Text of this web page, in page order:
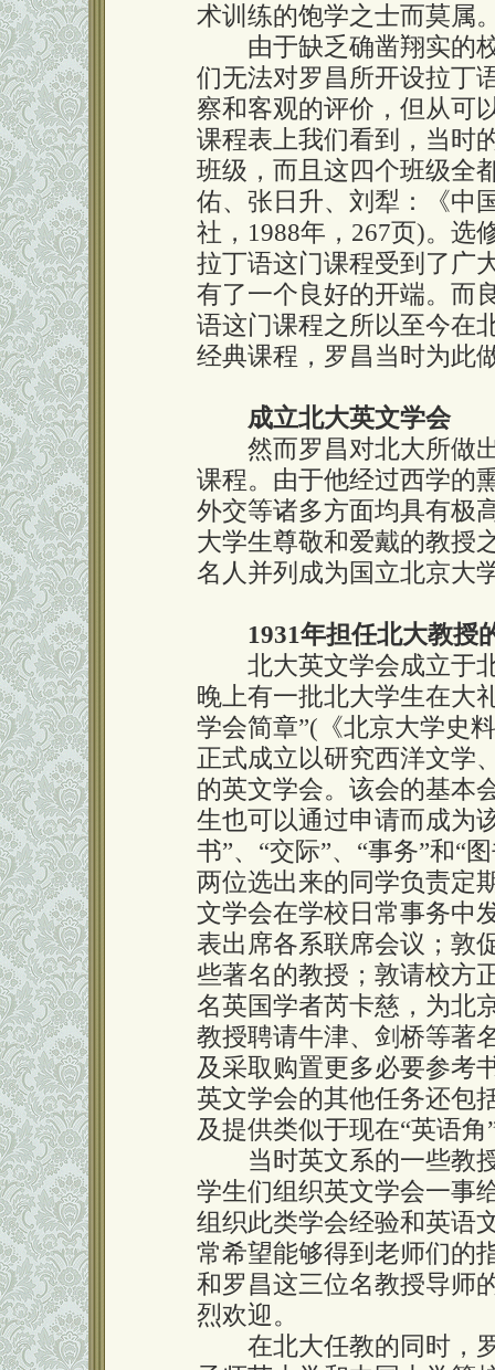
术训练的饱学之士而莫属
由于缺乏确凿翔实的校
们无法对罗昌所开设拉丁
察和客观的评价，但从可
课程表上我们看到，当时
班级，而且这四个班级全
佑、张日升、刘犁：《中
社，1988年，267页)。选
拉丁语这门课程受到了广
有了一个良好的开端。而
语这门课程之所以至今在
经典课程，罗昌当时为此
成立北大英文学会
然而罗昌对北大所做出
课程。由于他经过西学的
外交等诸多方面均具有极
大学生尊敬和爱戴的教授
名人并列成为国立北京大
1931年担任北大教授
北大英文学会成立于北
晚上有一批北大学生在大
学会简章”(《北京大学史
正式成立以研究西洋文学
的英文学会。该会的基本
生也可以通过申请而成为
书”、“交际”、“事务”和“
两位选出来的同学负责定
文学会在学校日常事务中
表出席各系联席会议；敦
些著名的教授；敦请校方
名英国学者芮卡慈，为北
教授聘请牛津、剑桥等著
及采取购置更多必要参考
英文学会的其他任务还包
及提供类似于现在“英语
当时英文系的一些教授
学生们组织英文学会一事
组织此类学会经验和英语
常希望能够得到老师们的
和罗昌这三位名教授导师
烈欢迎。
在北大任教的同时，罗